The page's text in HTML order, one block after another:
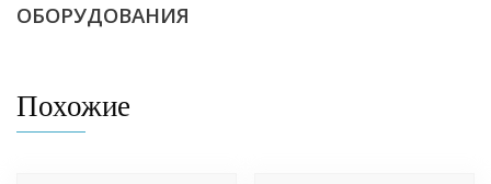
ОБОРУДОВАНИЯ
Похожие